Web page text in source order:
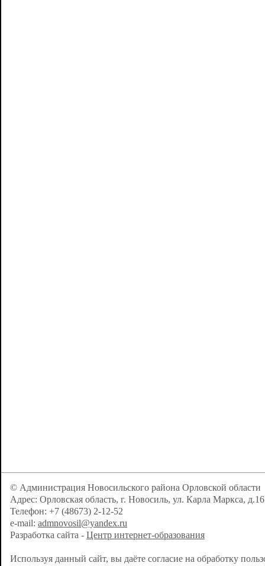
© Администрация Новосильского района Орловской области
Адрес: Орловская область, г. Новосиль, ул. Карла Маркса, д.16
Телефон: +7 (48673) 2-12-52
e-mail: admnovosil@yandex.ru
Разработка сайта - Центр интернет-образования
Используя данный сайт, вы даёте согласие на обработку